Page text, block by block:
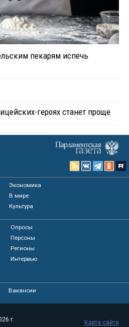
пекарям испечь
героях станет проще
Экономика
В мире
Культура
Опросы
Персоны
Регионы
Интервью
Вакансии
г.
Карта сайта